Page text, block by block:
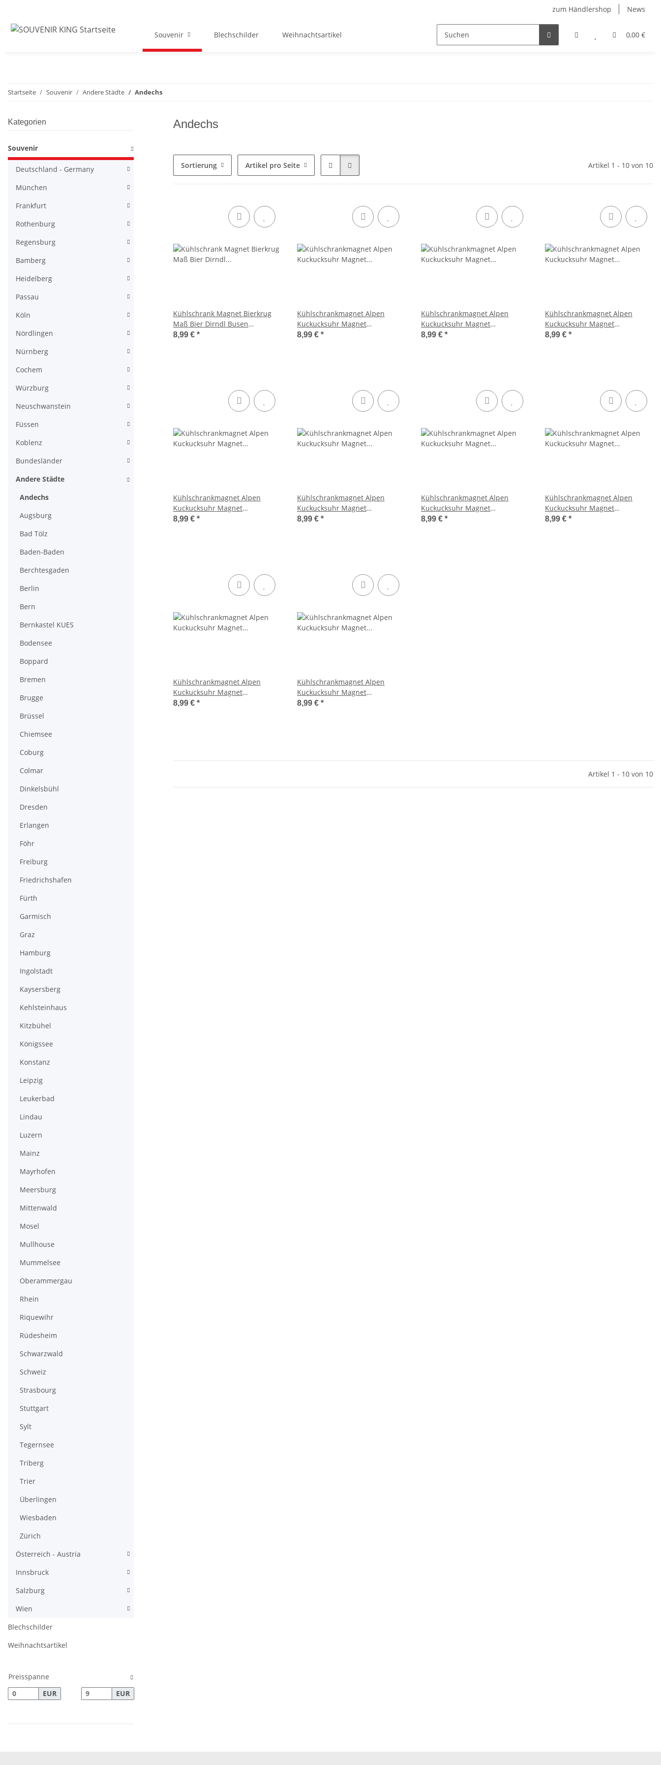
zum Händlershop News
0,00 €
Souvenir Blechschilder Weihnachtsartikel
Startseite Souvenir Andere Städte Andechs
Andechs
Sortierung Artikel pro Seite Artikel 1 - 10 von 10
Kühlschrank Magnet Bierkrug
Maß Bier Dirndl Busen
Deutschland - Andechs
8,99 € *
Kühlschrankmagnet Alpen
Kuckucksuhr Magnet
Reisemagnet Mitbringsel Deko -
8,99 € *
Kühlschrankmagnet Alpen
Kuckucksuhr Magnet
Reisemagnet Mitbringsel Metall
8,99 € *
Kühlschrankmagnet Alpen
Kuckucksuhr Magnet
Urlaubserinnerung Mitbringsel
8,99 € *
Kühlschrankmagnet Alpen
Kuckucksuhr Magnet
Urlaubserinnerung Mitbringsel
8,99 € *
Kühlschrankmagnet Alpen
Kuckucksuhr Magnet
Urlaubserinnerung Mitbringsel
8,99 € *
Kühlschrankmagnet Alpen
Kuckucksuhr Magnet
Urlaubserinnerung Mitbringsel
8,99 € *
Kühlschrankmagnet Alpen
Kuckucksuhr Magnet
Urlaubserinnerung Mitbringsel
8,99 € *
Kühlschrankmagnet Alpen
Kuckucksuhr Magnet
LiebespaarMitbringsel Deko -
8,99 € *
Kühlschrankmagnet Alpen
Kuckucksuhr Magnet
Reisemagnet Mitbringsel Metall
8,99 € *
Artikel 1 - 10 von 10
Kategorien
Souvenir
Deutschland - Germany
München
Frankfurt
Rothenburg
Regensburg
Bamberg
Heidelberg
Passau
Köln
Nördlingen
Nürnberg
Cochem
Würzburg
Neuschwanstein
Füssen
Koblenz
Bundesländer
Andere Städte
Andechs
Augsburg
Bad Tölz
Baden-Baden
Berchtesgaden
Berlin
Bern
Bernkastel KUES
Bodensee
Boppard
Bremen
Brugge
Brüssel
Chiemsee
Coburg
Colmar
Dinkelsbühl
Dresden
Erlangen
Föhr
Freiburg
Friedrichshafen
Fürth
Garmisch
Graz
Hamburg
Ingolstadt
Kaysersberg
Kehlsteinhaus
Kitzbühel
Königssee
Konstanz
Leipzig
Leukerbad
Lindau
Luzern
Mainz
Mayrhofen
Meersburg
Mittenwald
Mosel
Mullhouse
Mummelsee
Oberammergau
Rhein
Riquewihr
Rüdesheim
Schwarzwald
Schweiz
Strasbourg
Stuttgart
Sylt
Tegernsee
Triberg
Trier
Überlingen
Wiesbaden
Zürich
Österreich - Austria
Innsbruck
Salzburg
Wien
Blechschilder
Weihnachtsartikel
Preisspanne
EUR
EUR